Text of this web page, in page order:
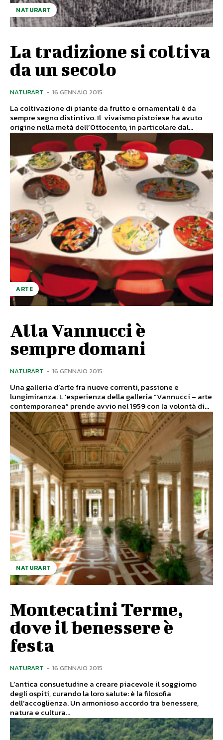
NATURART
La tradizione si coltiva
da un secolo
NATURART - 16 GENNAIO 2015
La coltivazione di piante da frutto e ornamentali è da
sempre segno distintivo. Il vivaismo pistoiese ha avuto
origine nella metà dell’Ottocento, in particolare dal...
ARTE
Alla Vannucci è
sempre domani
NATURART - 16 GENNAIO 2015
Una galleria d’arte fra nuove correnti, passione e
lungimiranza. L ’esperienza della galleria “Vannucci – arte
contemporanea” prende avvio nel 1959 con la volontà di...
NATURART
Montecatini Terme,
dove il benessere è
festa
NATURART - 16 GENNAIO 2015
L’antica consuetudine a creare piacevole il soggiorno
degli ospiti, curando la loro salute: è la filosofia
dell’accoglienza. Un armonioso accordo tra benessere,
natura e cultura...